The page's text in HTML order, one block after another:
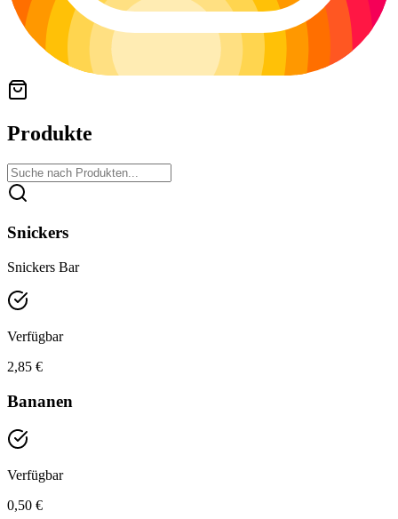
Produkte
Snickers
Snickers Bar
Verfügbar
2,85 €
Bananen
Verfügbar
0,50 €